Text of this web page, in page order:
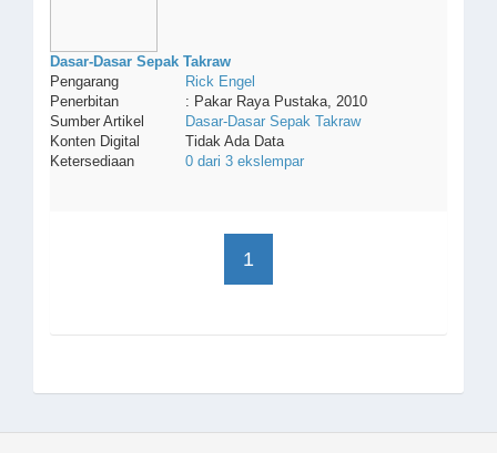
Dasar-Dasar Sepak Takraw
Pengarang
Rick Engel
Penerbitan
: Pakar Raya Pustaka, 2010
Sumber Artikel
Dasar-Dasar Sepak Takraw
Konten Digital
Tidak Ada Data
Ketersediaan
0 dari 3 ekslempar
1